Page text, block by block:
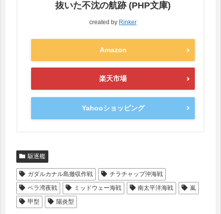
抜いた不沈の航跡 (PHP文庫)
created by Rinker
Amazon
楽天市場
Yahooショッピング
駆逐艦
ガダルカナル島撤収作戦
チラチャップ沖海戦
ベラ湾夜戦
ミッドウェー海戦 南太平洋海戦
嵐
甲型
陽炎型